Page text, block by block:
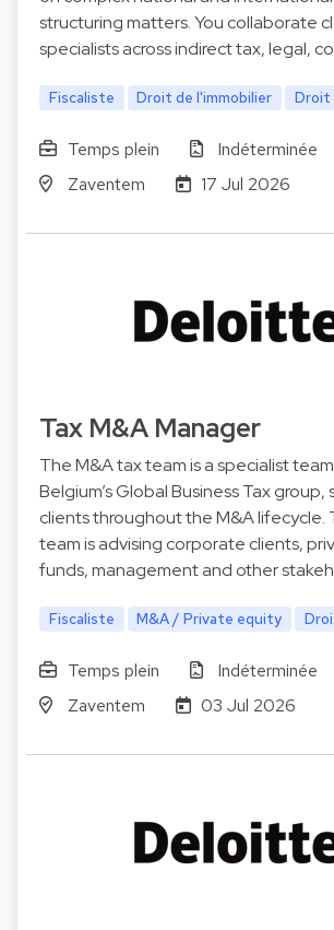
structuring matters. You collaborate
specialists across indirect tax, legal,
Fiscaliste Droit de l'immobilier Droit
Temps plein
Indéterminée
Zaventem
17 Jul 2026
Tax M&A Manager
The M&A tax team is a specialist
Belgium’s Global Business Tax
clients throughout the M&A lifecycle.
team is advising corporate clients,
funds, management and other
Fiscaliste M&A / Private equity
Temps plein
Indéterminée
Zaventem
03 Jul 2026